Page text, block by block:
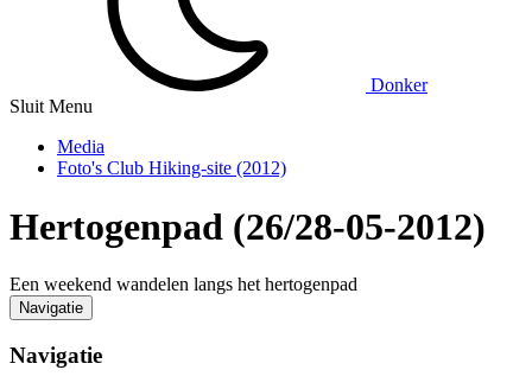
Donker
Sluit Menu
Media
Foto's Club Hiking-site (2012)
Hertogenpad (26/28-05-2012)
Een weekend wandelen langs het hertogenpad
Navigatie
Navigatie